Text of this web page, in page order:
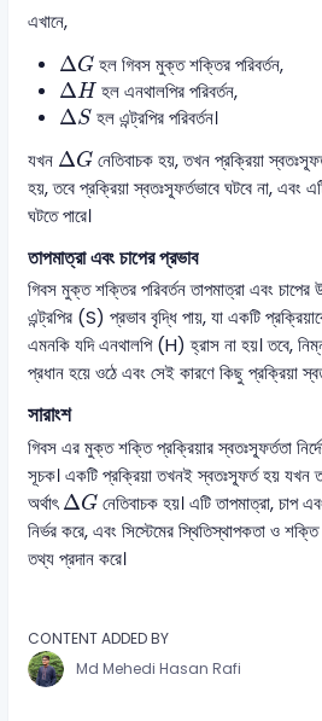
এখানে,
ΔG
ΔGহল গিবস মুক্ত শক্তির পরিবর্তন,
ΔH
ΔH হল এনথালপির পরিবর্তন,
ΔS
ΔSহল এন্ট্রপির পরিবর্তন।
যখন ΔG
Δ G নেতিবাচক হয়, তখন প্রক্রিয়া
হয়, তবে প্রক্রিয়া স্বতঃস্ফূর্তভাবে ঘটবে না, এবং
ঘটতে পারে।
তাপমাত্রা এবং চাপের প্রভাব
গিবস মুক্ত শক্তির পরিবর্তন তাপমাত্রা এবং চাপের
এন্ট্রপির (S) প্রভাব বৃদ্ধি পায়, যা একটি
এমনকি যদি এনথালপি (H) হ্রাস না হয়। তবে,
প্রধান হয়ে ওঠে এবং সেই কারণে কিছু প্রক্রিয়া
সারাংশ
গিবস এর মুক্ত শক্তি প্রক্রিয়ার স্বতঃস্ফূর্ততা
সূচক। একটি প্রক্রিয়া তখনই স্বতঃস্ফূর্ত হয় যখন
অর্থাৎ ΔG
ΔG নেতিবাচক হয়। এটি তাপমাত্রা, চাপ
নির্ভর করে, এবং সিস্টেমের স্থিতিস্থাপকতা ও
তথ্য প্রদান করে।
CONTENT ADDED BY
Md Mehedi Hasan Rafi